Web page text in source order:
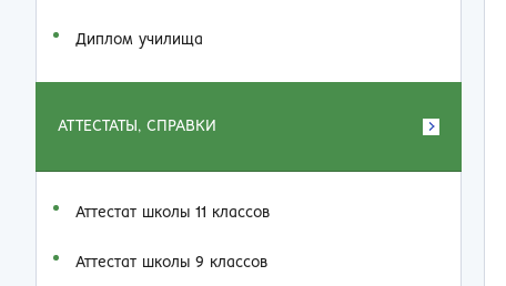
Диплом училища
АТТЕСТАТЫ, СПРАВКИ
Аттестат школы 11 классов
Аттестат школы 9 классов